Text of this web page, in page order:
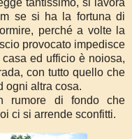
tantissimo, si lavora
se si ha la fortuna di
perché a volte la
provocato impedisce
ed ufficio è noiosa,
con tutto quello che
ogni altra cosa.
rumore di fondo che
ci si arrende sconfitti.